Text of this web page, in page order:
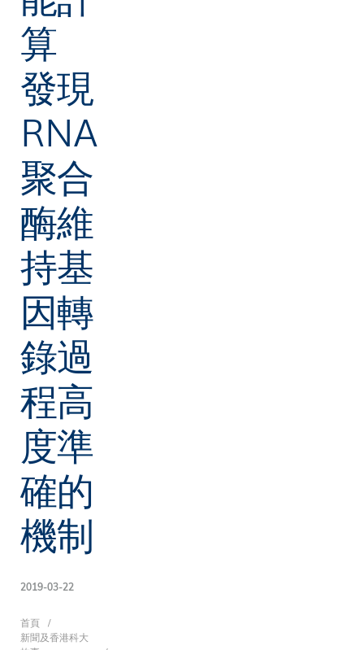
算
發現
RNA
聚合
酶維
持基
因轉
錄過
程高
度準
確的
機制
2019-03-22
首頁
新聞及香港科大